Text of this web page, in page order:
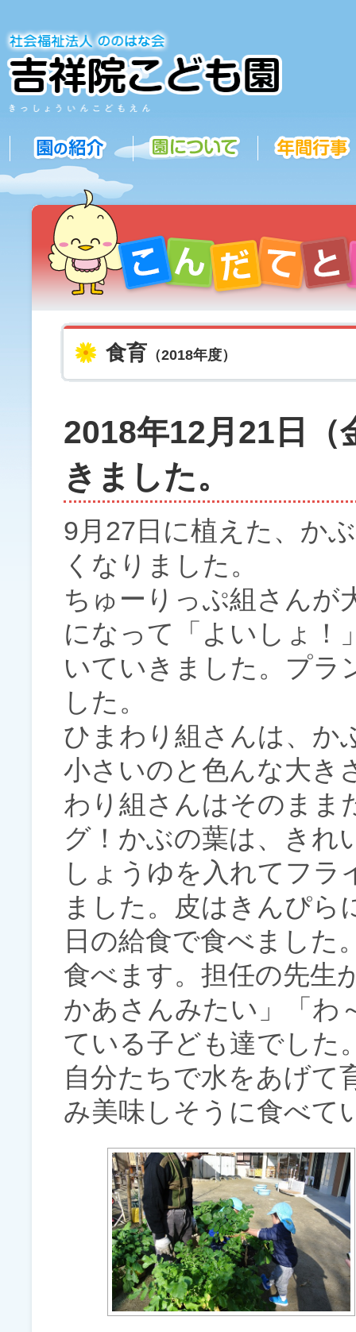
食育 （2018年度）
2018年12月21日（
きました。
9月27日に植えた、か
くなりました。
ちゅーりっぷ組さんが
になって「よいしょ！
いていきました。プラ
した。
ひまわり組さんは、か
小さいのと色んな大き
わり組さんはそのまま
グ！かぶの葉は、きれ
しょうゆを入れてフ
ました。皮はきんぴら
日の給食で食べました
食べます。担任の先生
かあさんみたい」「わ
ている子ども達でした
自分たちで水をあげて
み美味しそうに食べて